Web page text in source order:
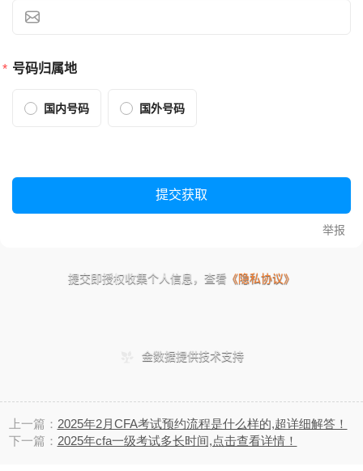
上一篇： 2025年2月CFA考试预约流程是什么样的,超详细解答！
下一篇： 2025年cfa一级考试多长时间,点击查看详情！